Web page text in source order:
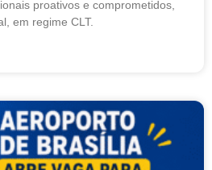
proativos e comprometidos,
em regime CLT.